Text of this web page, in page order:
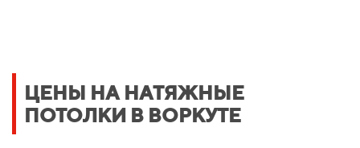
ЦЕНЫ НА НАТЯЖНЫЕ
ПОТОЛКИ В ВОРКУТЕ